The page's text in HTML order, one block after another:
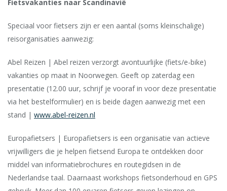
Fietsvakanties naar Scandinavië
Speciaal voor fietsers zijn er een aantal (soms kleinschalige)
reisorganisaties aanwezig:
Abel Reizen | Abel reizen verzorgt avontuurlijke (fiets/e-bike)
vakanties op maat in Noorwegen. Geeft op zaterdag een
presentatie (12.00 uur, schrijf je vooraf in voor deze presentatie
via het bestelformulier) en is beide dagen aanwezig met een
stand | www.abel-reizen.nl
Europafietsers | Europafietsers is een organisatie van actieve
vrijwilligers die je helpen fietsend Europa te ontdekken door
middel van informatiebrochures en routegidsen in de
Nederlandse taal. Daarnaast workshops fietsonderhoud en GPS